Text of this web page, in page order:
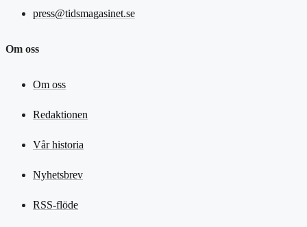
press@tidsmagasinet.se
Om oss
Om oss
Redaktionen
Vår historia
Nyhetsbrev
RSS-flöde